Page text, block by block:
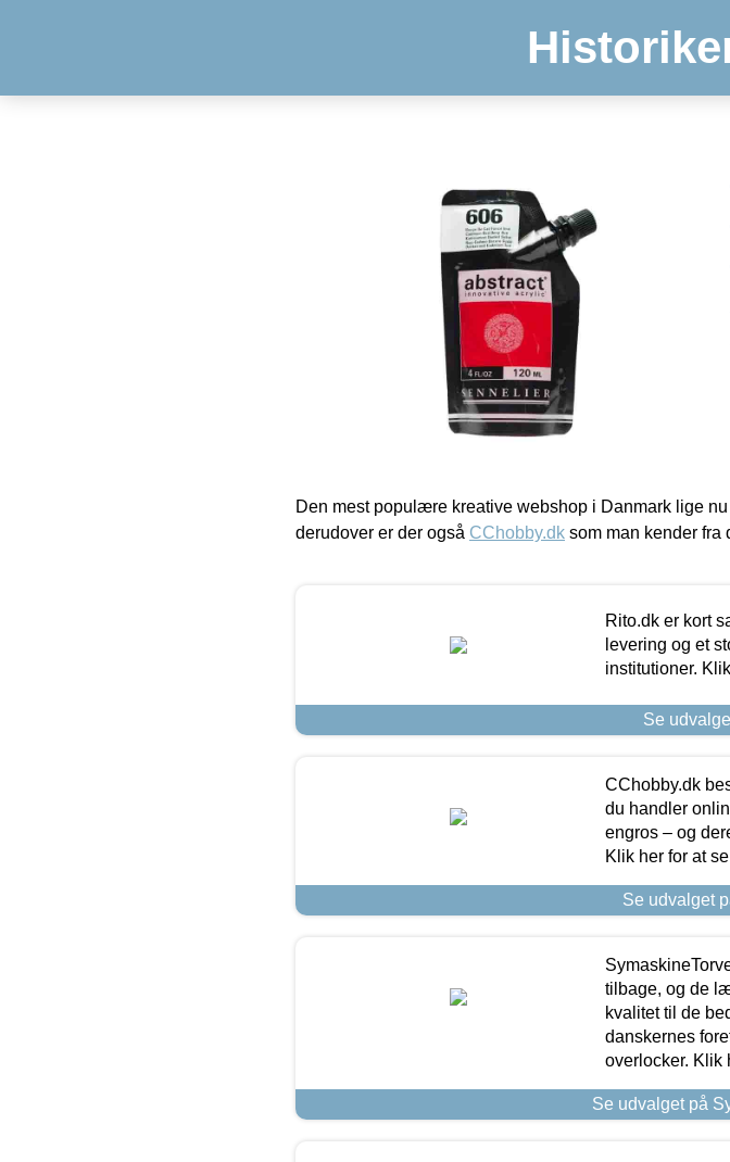
Den mest populære kreative webshop i Danmark lige
derudover er der også CChobby.dk som man kender fra
Rito.dk er kort
levering og et
institutioner.
Se
CChobby.dk
du handler
engros – og
Klik her for at
Se udvalget
tilbage, og de
kvalitet til de
danskernes
overlocker. Klik
Se udvalget på